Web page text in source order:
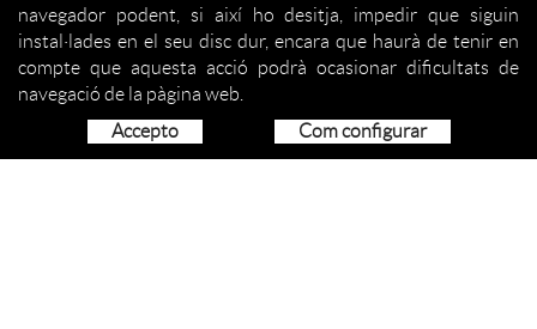
navegador podent, si així ho desitja, impedir que siguin
instal·lades en el seu disc dur, encara que haurà de tenir en
compte que aquesta acció podrà ocasionar dificultats de
navegació de la pàgina web.
Accepto
Com configurar